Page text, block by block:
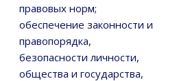
правовых норм;
обеспечение законности и
правопорядка,
безопасности личности,
общества и государства,